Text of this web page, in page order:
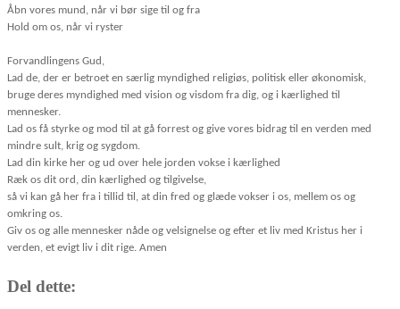
Åbn vores mund, når vi bør sige til og fra
Hold om os, når vi ryster
Forvandlingens Gud,
Lad de, der er betroet en særlig myndighed religiøs, politisk eller økonomisk,
bruge deres myndighed med vision og visdom fra dig, og i kærlighed til
mennesker.
Lad os få styrke og mod til at gå forrest og give vores bidrag til en verden med
mindre sult, krig og sygdom.
Lad din kirke her og ud over hele jorden vokse i kærlighed
Ræk os dit ord, din kærlighed og tilgivelse,
så vi kan gå her fra i tillid til, at din fred og glæde vokser i os, mellem os og
omkring os.
Giv os og alle mennesker nåde og velsignelse og efter et liv med Kristus her i
verden, et evigt liv i dit rige. Amen
Del dette: